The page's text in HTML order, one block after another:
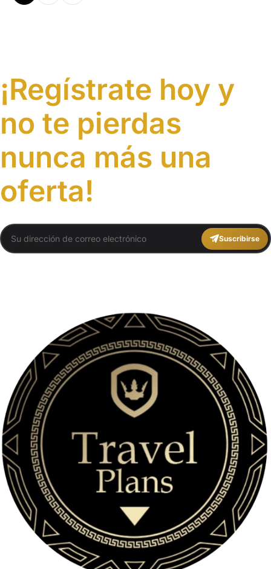
¡Regístrate hoy y
no te pierdas
nunca más una
oferta!
Suscribirse